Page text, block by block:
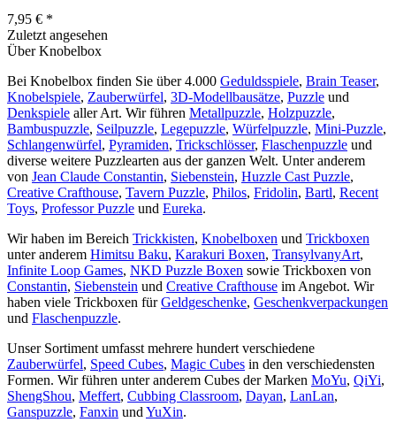
7,95 € *
Zuletzt angesehen
Über Knobelbox
Bei Knobelbox finden Sie über 4.000 Geduldsspiele, Brain Teaser,
Knobelspiele, Zauberwürfel, 3D-Modellbausätze, Puzzle und
Denkspiele aller Art. Wir führen Metallpuzzle, Holzpuzzle,
Bambuspuzzle, Seilpuzzle, Legepuzzle, Würfelpuzzle, Mini-Puzzle,
Schlangenwürfel, Pyramiden, Trickschlösser, Flaschenpuzzle und
diverse weitere Puzzlearten aus der ganzen Welt. Unter anderem
von Jean Claude Constantin, Siebenstein, Huzzle Cast Puzzle,
Creative Crafthouse, Tavern Puzzle, Philos, Fridolin, Bartl, Recent
Toys, Professor Puzzle und Eureka.
Wir haben im Bereich Trickkisten, Knobelboxen und Trickboxen
unter anderem Himitsu Baku, Karakuri Boxen, TransylvanyArt,
Infinite Loop Games, NKD Puzzle Boxen sowie Trickboxen von
Constantin, Siebenstein und Creative Crafthouse im Angebot. Wir
haben viele Trickboxen fürGeldgeschenke, Geschenkverpackungen
und Flaschenpuzzle.
Unser Sortiment umfasst mehrere hundert verschiedene
Zauberwürfel, Speed Cubes, Magic Cubes in den verschiedensten
Formen. Wir führen unter anderem Cubes der Marken MoYu, QiYi,
ShengShou, Meffert, Cubbing Classroom, Dayan, LanLan,
Ganspuzzle, Fanxin und YuXin.